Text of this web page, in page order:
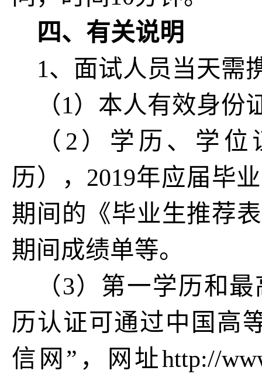
四、有关说明
1、面试人员当天需
（1）本人有效身份
（2）学历、学
历），2019年应届毕
期间的《毕业生推荐
期间成绩单等。
（3）第一学历和
历认证可通过中国高
信网”，网址http://